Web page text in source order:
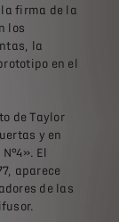
la firma de la
los
la
en el
de Taylor
y en
El
aparece
de las